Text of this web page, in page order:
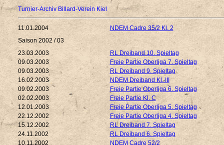
Turnier-Archiv Billard-Verein Kiel
11.01.2004
NDEM Cadre 35/2 Kl. 2
Saison 2002 / 03
23.03.2003
RL Dreiband 10. Spieltag
09.03.2003
Freie Partie Oberliga 7. Spieltag
09.03.2003
RL Dreiband 9. Spieltag
16.02.2003
NDEM Dreiband Kl. III
09.02.2003
Freie Partie Oberliga 6. Spieltag
02.02.2003
Freie Partie Kl. C
12.01.2003
Freie Partie Oberliga 5. Spieltag
22.12.2002
Freie Partie Oberliga 4. Spieltag
15.12.2002
RL Dreiband 7. Spieltag
24.11.2002
RL Dreiband 6. Spieltag
10.11.2002
NDEM Cadre 52/2